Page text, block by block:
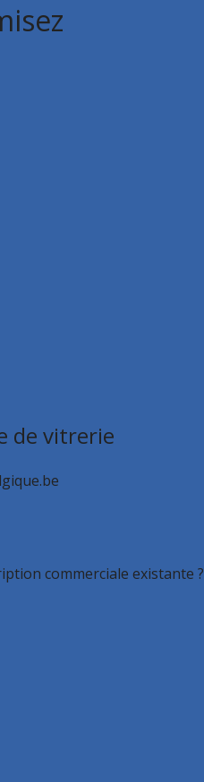
de vitrerie
commerciale existante ?